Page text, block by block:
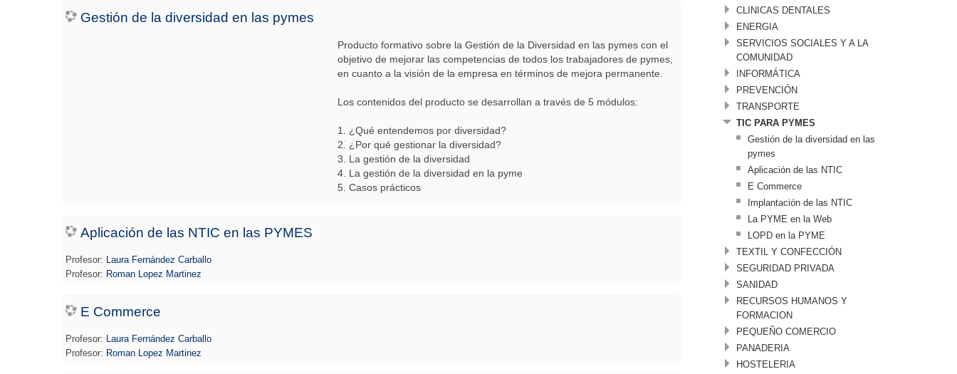
Gestión de la diversidad en las pymes
Producto formativo sobre la Gestión de la Diversidad en las pymes con el
objetivo de mejorar las competencias de todos los trabajadores de pymes,
en cuanto a la visión de la empresa en términos de mejora permanente.
Los contenidos del producto se desarrollan a través de 5 módulos:
1. ¿Qué entendemos por diversidad?
2. ¿Por qué gestionar la diversidad?
3. La gestión de la diversidad
4. La gestión de la diversidad en la pyme
5. Casos prácticos
Aplicación de las NTIC en las PYMES
Profesor:
Laura Fernández Carballo
Profesor: Roman Lopez Martinez
E Commerce
Profesor:
Laura Fernández Carballo
Profesor: Roman Lopez Martinez
CLINICAS DENTALES
ENERGIA
SERVICIOS SOCIALES Y A LA
COMUNIDAD
INFORMÁTICA
PREVENCIÓN
TRANSPORTE
TIC PARA PYMES
Gestión de la diversidad en las
pymes
Aplicación de las NTIC
E Commerce
Implantación de las NTIC
La PYME en la Web
LOPD en la PYME
TEXTIL Y CONFECCIÓN
SEGURIDAD PRIVADA
SANIDAD
RECURSOS HUMANOS Y
FORMACION
PEQUEÑO COMERCIO
PANADERIA
HOSTELERIA